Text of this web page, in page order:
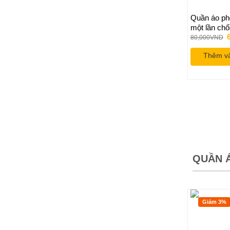
Quần áo
một lần
tĩnh điện
80,000VND
Thêm
QUẦN
Giảm 3%